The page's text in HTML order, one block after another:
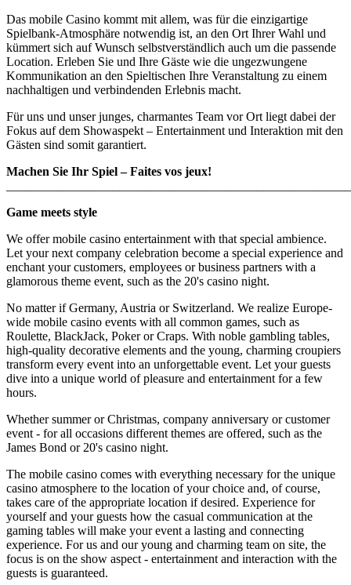
Das mobile Casino kommt mit allem, was für die einzigartige
Spielbank-Atmosphäre notwendig ist, an den Ort Ihrer Wahl und
kümmert sich auf Wunsch selbstverständlich auch um die passende
Location. Erleben Sie und Ihre Gäste wie die ungezwungene
Kommunikation an den Spieltischen Ihre Veranstaltung zu einem
nachhaltigen und verbindenden Erlebnis macht.
Für uns und unser junges, charmantes Team vor Ort liegt dabei der
Fokus auf dem Showaspekt – Entertainment und Interaktion mit den
Gästen sind somit garantiert.
Machen Sie Ihr Spiel – Faites vos jeux!
Game meets style
We offer mobile casino entertainment with that special ambience.
Let your next company celebration become a special experience and
enchant your customers, employees or business partners with a
glamorous theme event, such as the 20's casino night.
No matter if Germany, Austria or Switzerland. We realize Europe-
wide mobile casino events with all common games, such as
Roulette, BlackJack, Poker or Craps. With noble gambling tables,
high-quality decorative elements and the young, charming croupiers
transform every event into an unforgettable event. Let your guests
dive into a unique world of pleasure and entertainment for a few
hours.
Whether summer or Christmas, company anniversary or customer
event - for all occasions different themes are offered, such as the
James Bond or 20's casino night.
The mobile casino comes with everything necessary for the unique
casino atmosphere to the location of your choice and, of course,
takes care of the appropriate location if desired. Experience for
yourself and your guests how the casual communication at the
gaming tables will make your event a lasting and connecting
experience. For us and our young and charming team on site, the
focus is on the show aspect - entertainment and interaction with the
guests is guaranteed.